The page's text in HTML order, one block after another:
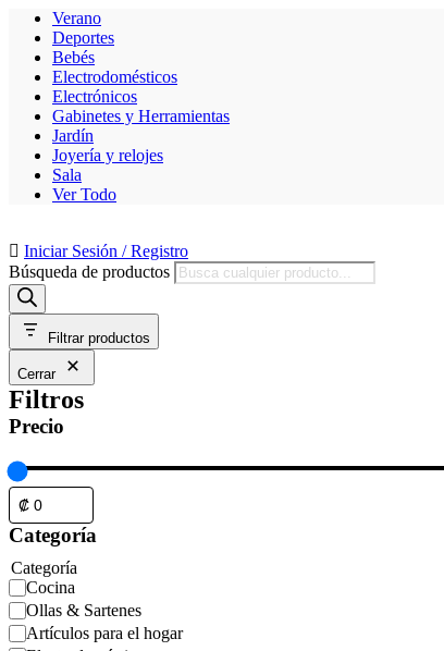
Verano
Deportes
Bebés
Electrodomésticos
Electrónicos
Gabinetes y Herramientas
Jardín
Joyería y relojes
Sala
Ver Todo
Iniciar Sesión / Registro
Búsqueda de productos
Filtrar productos
Cerrar
Filtros
Precio
Categoría
Categoría
Cocina
Ollas & Sartenes
Artículos para el hogar